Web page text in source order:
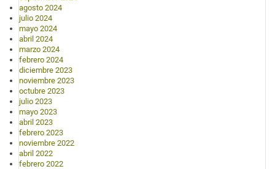
agosto 2024
julio 2024
mayo 2024
abril 2024
marzo 2024
febrero 2024
diciembre 2023
noviembre 2023
octubre 2023
julio 2023
mayo 2023
abril 2023
febrero 2023
noviembre 2022
abril 2022
febrero 2022